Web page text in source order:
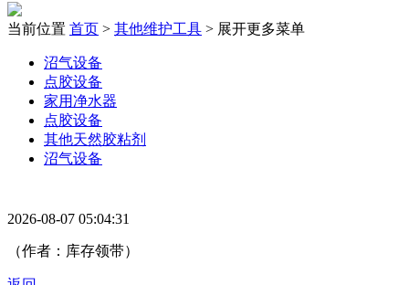
当前位置 首页 > 其他维护工具 > 展开更多菜单
沼气设备
点胶设备
家用净水器
点胶设备
其他天然胶粘剂
沼气设备
2026-08-07 05:04:31
（作者：库存领带）